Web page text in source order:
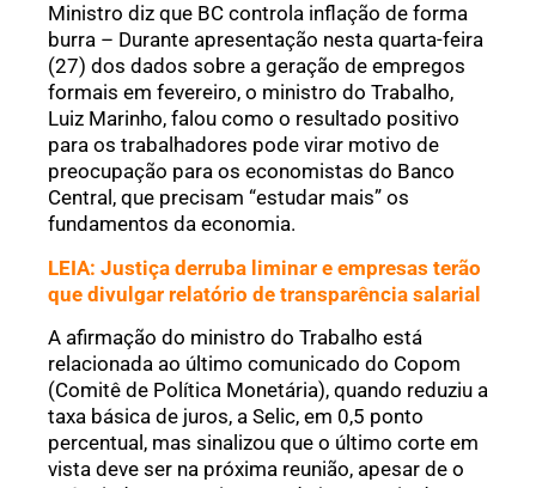
Ministro diz que BC controla inflação de forma
burra – Durante apresentação nesta quarta-feira
(27) dos dados sobre a geração de empregos
formais em fevereiro, o ministro do Trabalho,
Luiz Marinho, falou como o resultado positivo
para os trabalhadores pode virar motivo de
preocupação para os economistas do Banco
Central, que precisam “estudar mais” os
fundamentos da economia.
LEIA: Justiça derruba liminar e empresas terão
que divulgar relatório de transparência salarial
A afirmação do ministro do Trabalho está
relacionada ao último comunicado do Copom
(Comitê de Política Monetária), quando reduziu a
taxa básica de juros, a Selic, em 0,5 ponto
percentual, mas sinalizou que o último corte em
vista deve ser na próxima reunião, apesar de o